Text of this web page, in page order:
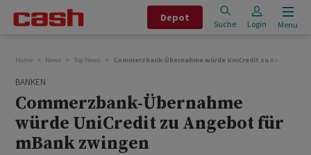
Depot
Suche Login Menu
Home News Top News Commerzbank-Übernahme würde UniCredit zu Angebot
BANKEN
Commerzbank-Übernahme
würde UniCredit zu Angebot für
mBank zwingen